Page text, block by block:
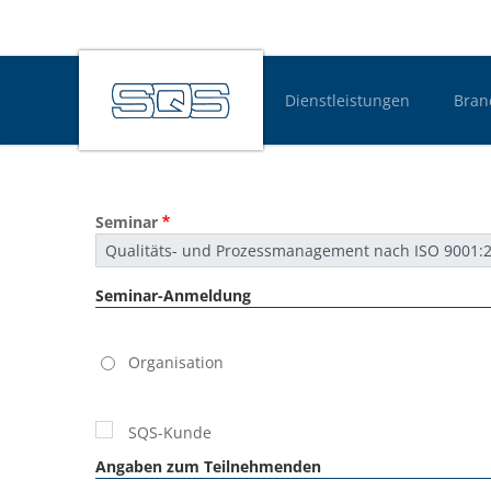
Dienstleistungen
Seminar
Seminar-Anmeldung
Organisation
SQS-Kunde
Angaben zum Teilnehmenden